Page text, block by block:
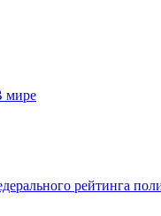
мире
рейтинга